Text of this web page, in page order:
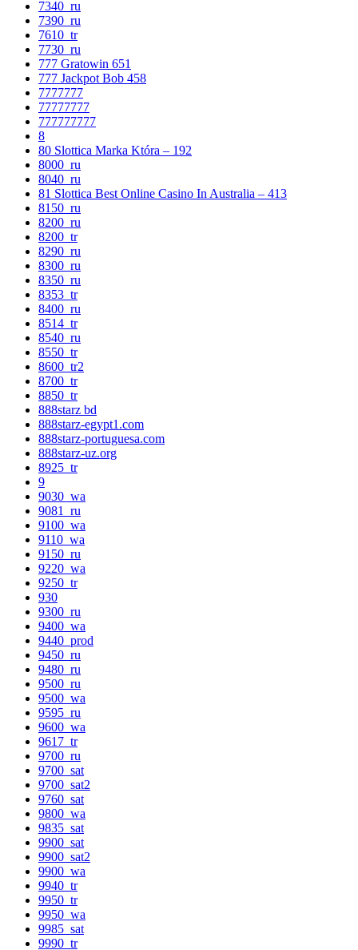
7340_ru
7390_ru
7610_tr
7730_ru
777 Gratowin 651
777 Jackpot Bob 458
7777777
77777777
777777777
8
80 Slottica Marka Która – 192
8000_ru
8040_ru
81 Slottica Best Online Casino In Australia – 413
8150_ru
8200_ru
8200_tr
8290_ru
8300_ru
8350_ru
8353_tr
8400_ru
8514_tr
8540_ru
8550_tr
8600_tr2
8700_tr
8850_tr
888starz bd
888starz-egypt1.com
888starz-portuguesa.com
888starz-uz.org
8925_tr
9
9030_wa
9081_ru
9100_wa
9110_wa
9150_ru
9220_wa
9250_tr
930
9300_ru
9400_wa
9440_prod
9450_ru
9480_ru
9500_ru
9500_wa
9595_ru
9600_wa
9617_tr
9700_ru
9700_sat
9700_sat2
9760_sat
9800_wa
9835_sat
9900_sat
9900_sat2
9900_wa
9940_tr
9950_tr
9950_wa
9985_sat
9990_tr